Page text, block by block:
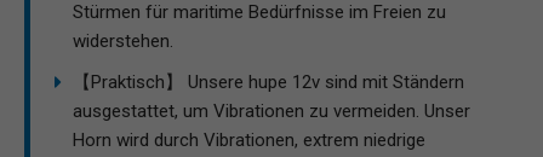
Stürmen für maritime Bedürfnisse im Freien zu
widerstehen.
【Praktisch】 Unsere hupe 12v sind mit Ständern
ausgestattet, um Vibrationen zu vermeiden. Unser
Horn wird durch Vibrationen, extrem niedrige